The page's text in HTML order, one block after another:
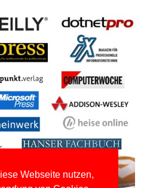
Webseite nutzen,